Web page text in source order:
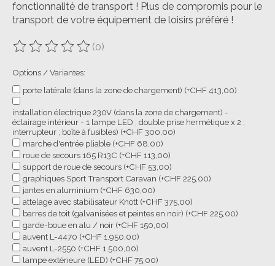
fonctionnalité de transport ! Plus de compromis pour le
transport de votre équipement de loisirs préféré !
Ce produit est évalué à
(0)
Options / Variantes:
porte latérale (dans la zone de chargement) (+CHF 413,00)
installation électrique 230V (dans la zone de chargement) -
éclairage intérieur - 1 lampe LED ; double prise hermétique x 2 ;
interrupteur ; boîte à fusibles) (+CHF 300,00)
marche d'entrée pliable (+CHF 68,00)
roue de secours 165 R13C (+CHF 113,00)
support de roue de secours (+CHF 53,00)
graphiques Sport Transport Caravan (+CHF 225,00)
jantes en aluminium (+CHF 630,00)
attelage avec stabilisateur Knott (+CHF 375,00)
barres de toit (galvanisées et peintes en noir) (+CHF 225,00)
garde-boue en alu / noir (+CHF 150,00)
auvent L-4470 (+CHF 1.950,00)
auvent L-2550 (+CHF 1.500,00)
lampe extérieure (LED) (+CHF 75,00)